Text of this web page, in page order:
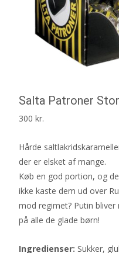
Salta Patroner
300 kr.
Hårde
der er elsket af mange.
Køb en god portion, og
ikke kaste dem ud over
mod regimet? Putin
på alle de glade børn!
Ingredienser: Sukker,